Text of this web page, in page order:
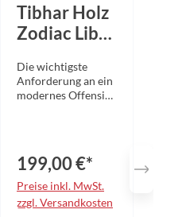
Tibhar Holz
Zodiac Libra
Die wichtigste
Anforderung an ein
modernes Offensiv-
Durchschlagskraft
zu maximieren.
Diese „kontrollierte
Offensive“ zu
199,00 €*
Preise inkl. MwSt.
zzgl. Versandkosten